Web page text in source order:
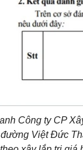
Công ty CP
Việt Đức